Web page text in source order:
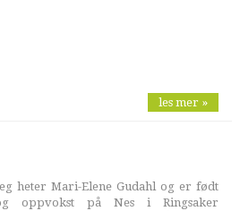
les mer »
heter Mari-Elene Gudahl og er født
oppvokst på Nes i Ringsaker